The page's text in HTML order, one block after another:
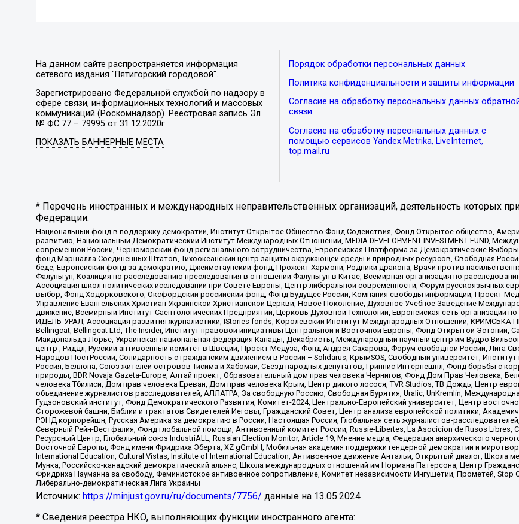
На данном сайте распространяется информация
сетевого издания "Пятигорский городовой".
Зарегистрировано Федеральной службой по надзору в
сфере связи, информационных технологий и массовых
коммуникаций (Роскомнадзор). Реестровая запись Эл
№ ФС 77 – 79995 от 31.12.2020г
ПОКАЗАТЬ БАННЕРНЫЕ МЕСТА
Порядок обработки персональных данных
Политика конфиденциальности и защиты информации
Согласие на обработку персональных данных
связи
Согласие на обработку персональных данных с
помощью сервисов Yandex.Metrika, LiveInternet,
top.mail.ru
* Перечень иностранных и международных неправительственных организаций, деятельность которых
Федерации:
Национальный фонд в поддержку демократии, Институт Открытое Общество Фонд Содействия, Фонд Открытое общество,
развитию, Национальный Демократический Институт Международных Отношений, MEDIA DEVELOPMENT INVESTMENT FUND,
современной России, Черноморский фонд регионального сотрудничества, Европейская Платформа за Демократические
фонд Маршалла Соединенных Штатов, Тихоокеанский центр защиты окружающей среды и природных ресурсов, Свободная
беде, Европейский фонд за демократию, Джеймстаунский фонд, Прожект Хармони, Родники дракона, Врачи против
Фалуньгун, Коалиция по расследованию преследования в отношении Фалуньгун в Китае, Всемирная организация по
Ассоциация школ политических исследований при Совете Европы, Центр либеральной современности, Форум русскоязычных
выбор, Фонд Ходорковского, Оксфордский российский фонд, Фонд Будущее России, Компания свободы информации, Проект
Управление Евангельских Христиан Украинской Христианской Церкви, Новое Поколение, Духовное Учебное Заведение
движение, Всемирный Институт Саентологических Предприятий, Церковь Духовной Технологии, Европейская сеть
ИДЕЛЬ-УРАЛ, Ассоциация развития журналистики, IStories fonds, Королевский Институт Международных Отношений, КРИМСЬКА
Bellingcat, Bellingcat Ltd, The Insider, Институт правовой инициативы Центральной и Восточной Европы, Фонд Открытой Эстонии,
Макдональда-Лорье, Украинская национальная федерация Канады, Декабристы, Международный научный центр им Вудро
центр , Риддл, Русский антивоенный комитет в Швеции, Проект Медуза, Фонд Андрея Сахарова, Форум свободной России, Лига
Народов ПостРоссии, Солидарность с гражданским движением в России – Solidarus, КрымSOS, Свободный университет,
Россия, Беллона, Союз жителей островов Тисима и Хабомаи, Съезд народных депутатов, Гринпис Интернешнл, Фонд борьбы с
природы, BDR Novaja Gazeta-Europe, Алтай проект, Образовательный дом прав человека Чернигов, Фонд Дом Прав Человека,
человека Тбилиси, Дом прав человека Ереван, Дом прав человека Крым, Центр дикого лосося, TVR Studios, ТВ Дождь, Центр
объединение журналистов расследователей, АЛЛАТРА, За свободную Россию, Свободная Бурятия, Uralic, UnKremlin,
Гудзоновский институт, Фонд Демократического Развития, Комитет-2024, Центрально-Европейский университет, Центр
Сторожевой башни, Библии и трактатов Свидетелей Иеговы, Гражданский Совет, Центр анализа европейской политики,
РЭНД корпорейшн, Русская Америка за демократию в России, Настоящая Россия, Глобальная сеть журналистов-
Северный Рейн-Вестфалия, Фонд глобальной помощи, Антивоенный комитет России, Russie-Libertes, La Asocicion de Rusos
Ресурсный Центр, Глобальный союз IndustriALL, Russian Election Monitor, Article 19, Мнение медиа, Федерация анархического
Восточной Европы, Фонд имени Фридриха Эберта, XZ gGmbH, Мобильная академия поддержки гендерной демократии и
International Education, Cultural Vistas, Institute of International Education, Антивоенное движение Антальи, Открытый диалог, Школа
Мунка, Российско-канадский демократический альянс, Школа международных отношений им Нормана Патерсона, Центр
Фридриха Науманна за свободу, Феминистское антивоенное сопротивление, Комитет независимости Ингушетии, Прометей,
Либерально-демократическая Лига Украины
Источник: https://minjust.gov.ru/ru/documents/7756/ данные на 13.05.2024
* Сведения реестра НКО, выполняющих функции иностранного агента: